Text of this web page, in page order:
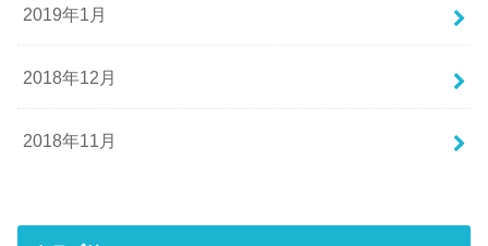
2019年1月
2018年12月
2018年11月